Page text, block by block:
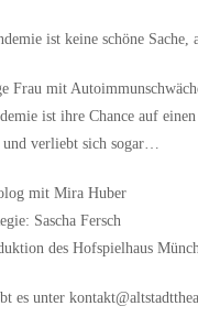
ist keine schöne
Frau mit
ist ihre Chance auf
und verliebt sich sogar…
mit Mira Huber
Sascha Fersch
des Hofspielhaus
es unter